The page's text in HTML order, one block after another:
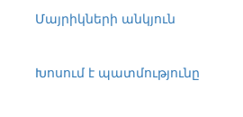
Մայրիկների անկյուն
Խոսում է պատմությունը